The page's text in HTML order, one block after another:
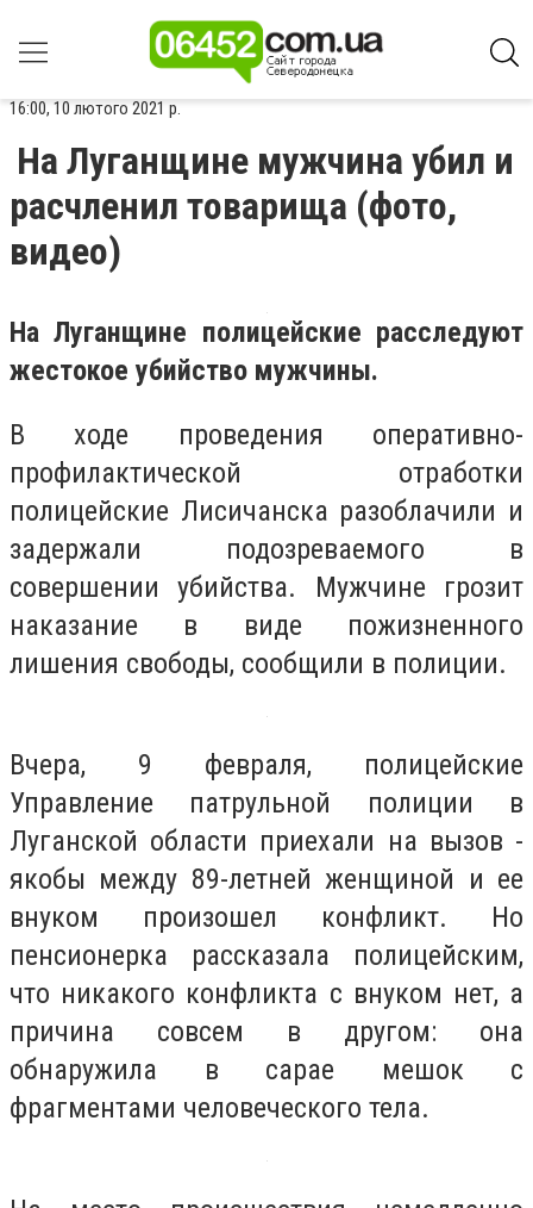
16:00, 10 лютого 2021 р.
На Луганщине мужчина убил и
расчленил товарища (фото,
видео)
На Луганщине полицейские расследуют
жестокое убийство мужчины.
В ходе проведения оперативно-
профилактической отработки
полицейские Лисичанска разоблачили и
задержали подозреваемого в
совершении убийства. Мужчине грозит
наказание в виде пожизненного
лишения свободы, сообщили в полиции.
Вчера, 9 февраля, полицейские
Управление патрульной полиции в
Луганской области приехали на вызов -
якобы между 89-летней женщиной и ее
внуком произошел конфликт. Но
пенсионерка рассказала полицейским,
что никакого конфликта с внуком нет, а
причина совсем в другом: она
обнаружила в сарае мешок с
фрагментами человеческого тела.